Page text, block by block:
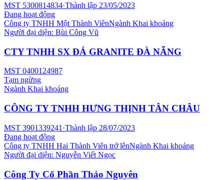
MST 5300814834·Thành lập 23/05/2023
Đang hoạt động
Công ty TNHH Một Thành ViênNgành Khai khoáng
Người đại diện: Bùi Công Vũ
CTY TNHH SX ĐÁ GRANITE ĐÀ NẴNG
MST 0400124987
Tạm ngừng
Ngành Khai khoáng
CÔNG TY TNHH HƯNG THỊNH TÂN CHÂU
MST 3901339241 ·Thành lập 28/07/2023
Đang hoạt động
Công ty TNHH Hai Thành Viên trở lênNgành Khai khoáng
Người đại diện: Nguyễn Viết Ngọc
Công Ty Cổ Phần Thảo Nguyên